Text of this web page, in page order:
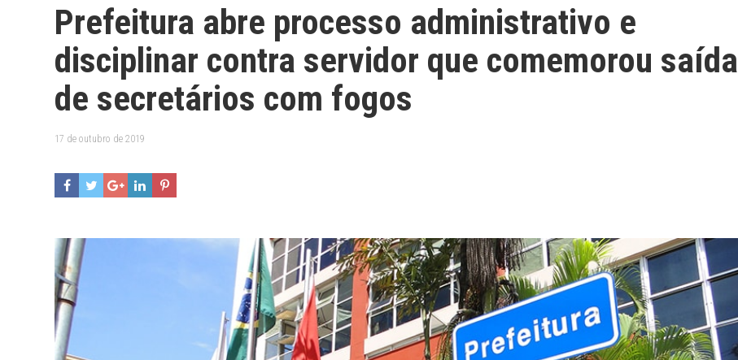
Prefeitura abre processo administrativo e
disciplinar contra servidor que comemorou saída
de secretários com fogos
17 de outubro de 2019